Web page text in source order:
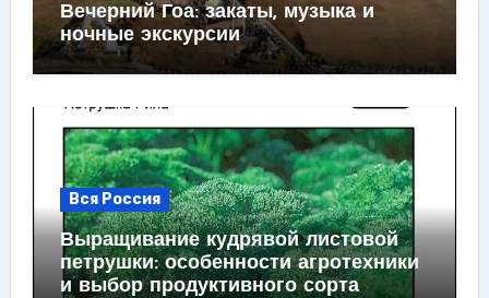
Вечерний Гоа: закаты, музыка и
ночные экскурсии
Вся Россия
Выращивание кудрявой листовой
петрушки: особенности агротехники
и выбор продуктивного сорта